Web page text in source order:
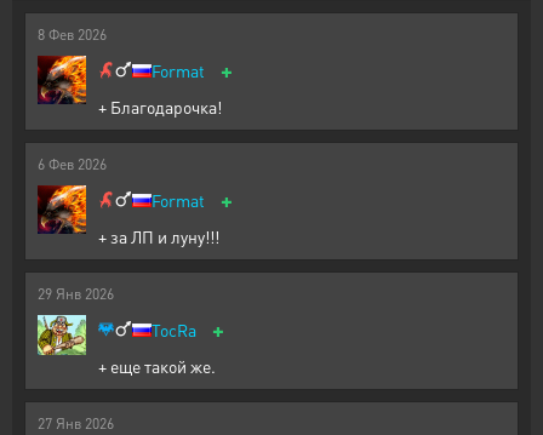
8 Фев 2026
Format +
+ Благодарочка!
6 Фев 2026
Format +
+ за ЛП и луну!!!
29 Янв 2026
TocRa +
+ еще такой же.
27 Янв 2026